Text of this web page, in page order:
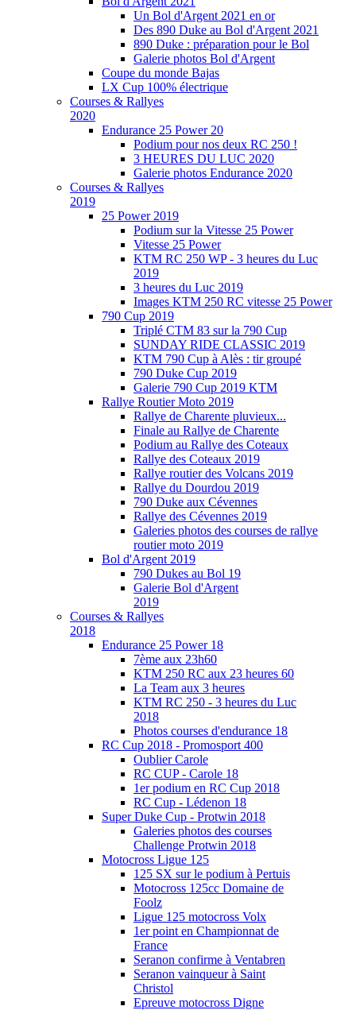
Un Bol d'Argent 2021 en or
Des 890 Duke au Bol d'Argent 2021
890 Duke : préparation pour le Bol
Galerie photos Bol d'Argent
Coupe du monde Bajas
LX Cup 100% électrique
Courses & Rallyes
2020
Endurance 25 Power 20
Podium pour nos deux RC 250 !
3 HEURES DU LUC 2020
Galerie photos Endurance 2020
Courses & Rallyes
2019
25 Power 2019
Podium sur la Vitesse 25 Power
Vitesse 25 Power
KTM RC 250 WP - 3 heures du Luc
2019
3 heures du Luc 2019
Images KTM 250 RC vitesse 25 Power
790 Cup 2019
Triplé CTM 83 sur la 790 Cup
SUNDAY RIDE CLASSIC 2019
KTM 790 Cup à Alès : tir groupé
790 Duke Cup 2019
Galerie 790 Cup 2019 KTM
Rallye Routier Moto 2019
Rallye de Charente pluvieux...
Finale au Rallye de Charente
Podium au Rallye des Coteaux
Rallye des Coteaux 2019
Rallye routier des Volcans 2019
Rallye du Dourdou 2019
790 Duke aux Cévennes
Rallye des Cévennes 2019
Galeries photos des courses de rallye
routier moto 2019
Bol d'Argent 2019
790 Dukes au Bol 19
Galerie Bol d'Argent
2019
Courses & Rallyes
2018
Endurance 25 Power 18
7ème aux 23h60
KTM 250 RC aux 23 heures 60
La Team aux 3 heures
KTM RC 250 - 3 heures du Luc
2018
Photos courses d'endurance 18
RC Cup 2018 - Promosport 400
Oublier Carole
RC CUP - Carole 18
1er podium en RC Cup 2018
RC Cup - Lédenon 18
Super Duke Cup - Protwin 2018
Galeries photos des courses
Challenge Protwin 2018
Motocross Ligue 125
125 SX sur le podium à Pertuis
Motocross 125cc Domaine de
Foolz
Ligue 125 motocross Volx
1er point en Championnat de
France
Seranon confirme à Ventabren
Seranon vainqueur à Saint
Christol
Epreuve motocross Digne